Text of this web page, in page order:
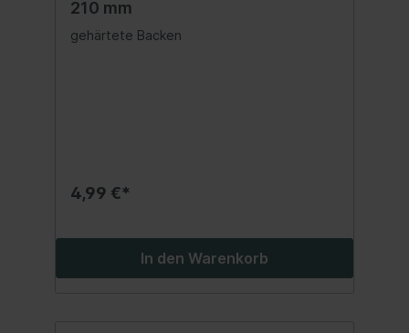
210 mm
gehärtete Backen
4,99 €*
In den Warenkorb